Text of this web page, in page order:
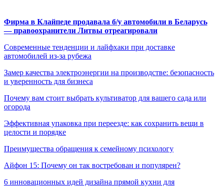
Фирма в Клайпеде продавала б/у автомобили в Беларусь
— правоохранители Литвы отреагировали
Современные тенденции и лайфхаки при доставке
автомобилей из-за рубежа
Замер качества электроэнергии на производстве: безопасность
и уверенность для бизнеса
Почему вам стоит выбрать культиватор для вашего сада или
огорода
Эффективная упаковка при переезде: как сохранить вещи в
целости и порядке
Преимущества обращения к семейному психологу
Айфон 15: Почему он так востребован и популярен?
6 инновационных идей дизайна прямой кухни для